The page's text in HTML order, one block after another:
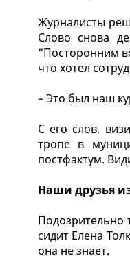
Журналисты
Слово снова
“Посторонним
что хотел
– Это был наш
С его слов,
тропе в
постфактум.
Наши друзья
Подозрительно
сидит Елена
она не знает.